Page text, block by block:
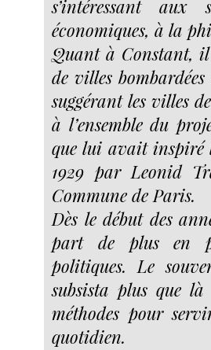
s’intéressant aux
économiques, à la
Quant à Constant, il
de villes
suggérant les villes
à l’ensemble du
que lui avait inspiré
1929 par Leonid
Commune de Paris.
Dès le début des
part de plus en
politiques. Le
subsista plus que
méthodes pour
quotidien.